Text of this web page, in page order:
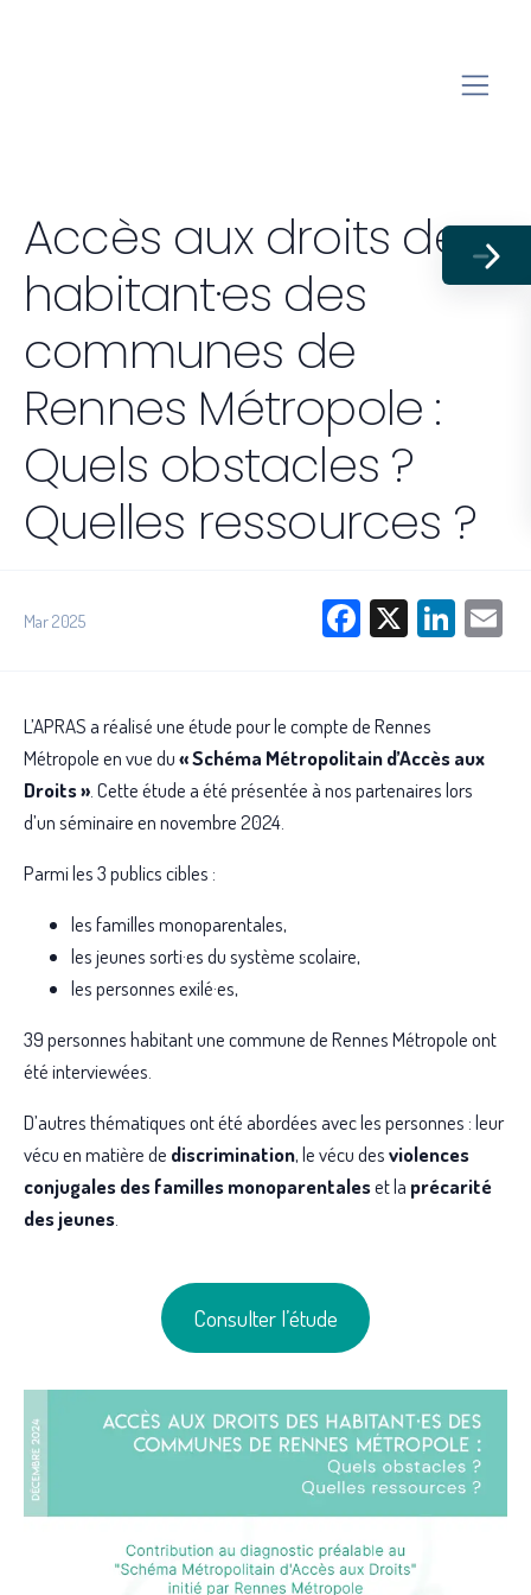
Accès aux droits des
habitant·es des
communes de
Rennes Métropole :
Quels obstacles ?
Quelles ressources ?
Mar 2025 Facebook
X
L’APRAS a réalisé une étude pour le compte de Rennes
Métropole en vue du« Schéma Métropolitain d’Accès aux
Droits » . Cette étude a été présentée à nos partenaires lors
d’un séminaire en novembre 2024.
Parmi les 3 publics cibles :
les familles monoparentales,
les jeunes sorti·es du système scolaire,
les personnes exilé·es,
39 personnes habitant une commune de Rennes Métropole ont
été interviewées.
D’autres thématiques ont été abordées avec les personnes : leur
vécu en matière de discrimination, le vécu desviolences
conjugales des familles monoparentaleset la précarité
des jeunes
Consulter l’étude